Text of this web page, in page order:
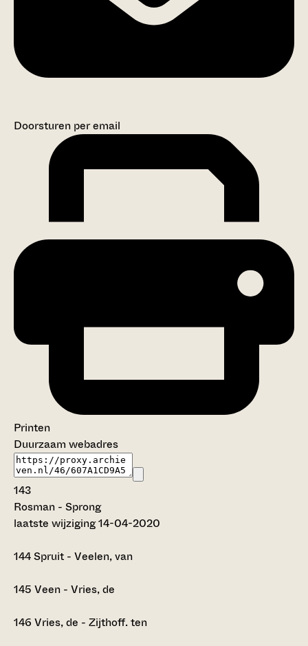
Doorsturen per email
Printen
Duurzaam webadres
143
Rosman - Sprong
laatste wijziging 14-04-2020
144Spruit - Veelen, van
145 Veen - Vries, de
146 Vries, de - Zijthoff. ten